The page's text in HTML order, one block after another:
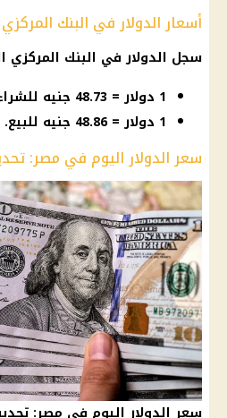
أسعار الدولار في البنك المركزي
سجل الدولارفي البنك المركزي
1 دولار = 48.73 جنيه للشراء.
1 دولار = 48.86 جنيه للبيع.
سعر الدولار اليوم في مصر:
سعر الدولار اليوم في مصر: